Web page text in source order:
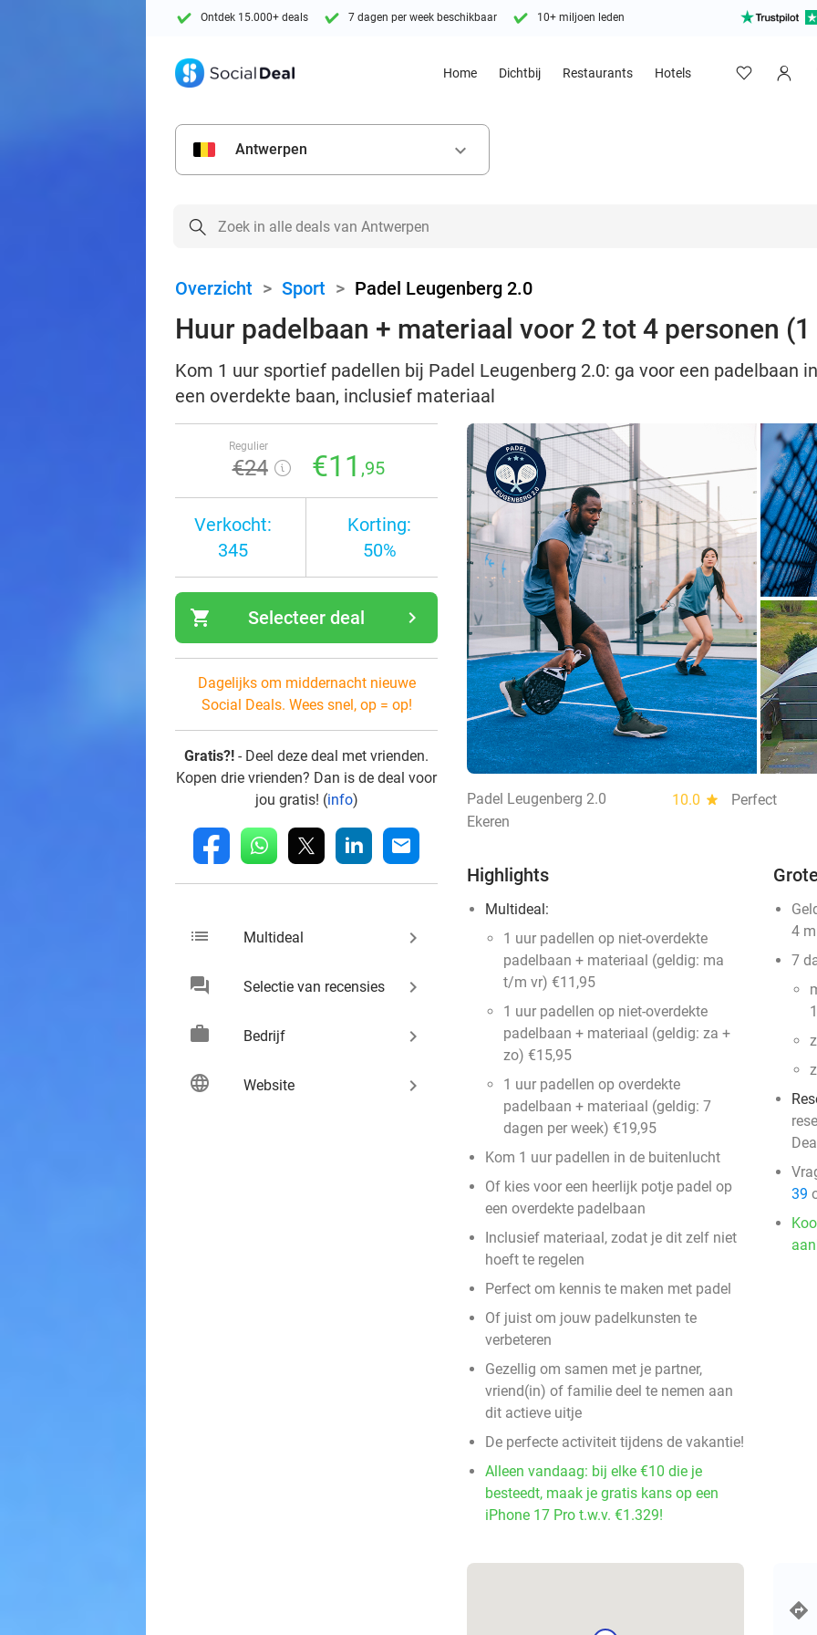
Ontdek 15.000+ deals 7 dagen per week beschikbaar 10+ miljoen leden
Home Dichtbij Restaurants Hotels
Antwerpen keyboard_arrow_down
Overzicht > Sport > Padel Leugenberg 2.0
Huur padelbaan + materiaal voor 2 tot 4 personen
Kom 1 uur sportief padellen bij Padel Leugenberg 2.0: ga voor een padelbaan
een overdekte baan, inclusief materiaal
Regulier
€24 €11 ,95
Verkocht:
345
Korting:
50%
shopping_cart navigate_next
Selecteer deal
Dagelijks om middernacht nieuwe
Social Deals. Wees snel, op = op!
Gratis?! - Deel deze deal met vrienden.
Kopen drie vrienden? Dan is de deal voor
jou gratis! (info)
fb whatsapp linkedin mail
list Multideal keyboard_arrow_right
chat Selectie van recensies keyboard_arrow_right
work Bedrijf keyboard_arrow_right
language Website keyboard_arrow_right
Padel Leugenberg 2.0 10.0 star
Perfect
Ekeren
Highlights
Multideal:
1 uur padellen op niet-overdekte
padelbaan + materiaal (geldig: ma
t/m vr) €11,95
1 uur padellen op niet-overdekte
padelbaan + materiaal (geldig: za +
zo) €15,95
1 uur padellen op overdekte
padelbaan + materiaal (geldig: 7
dagen per week) €19,95
Kom 1 uur padellen in de buitenlucht
Of kies voor een heerlijk potje padel op
een overdekte padelbaan
Inclusief materiaal, zodat je dit zelf niet
hoeft te regelen
Perfect om kennis te maken met padel
Of juist om jouw padelkunsten te
verbeteren
Gezellig om samen met je partner,
vriend(in) of familie deel te nemen aan
dit actieve uitje
De perfecte activiteit tijdens de vakantie!
Alleen vandaag: bij elke €10 die je
besteedt, maak je gratis kans op een
iPhone 17 Pro t.w.v. €1.329!
4
7
39